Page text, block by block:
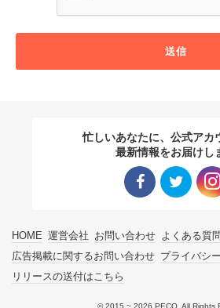
送信
忙しいあなたに、公式アカ
最新情報をお届けし
HOME 運営会社 お問い合わせ よくある質問
広告掲載に関するお問い合わせ プライバシ
リリースの送付はこちら
© 2015 ~ 2026 PECO. All Rights